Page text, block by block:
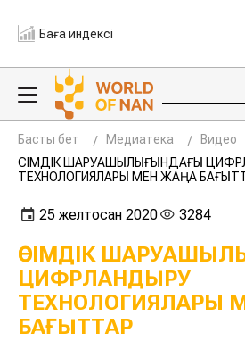
Баға индексі
Басты бет Медиатека
Видео
ӨСІМДІК ШАРУАШЫЛЫҒЫНДАҒЫ
ТЕХНОЛОГИЯЛАРЫ МЕН ЖАҢА
25 желтоқсан 2020 3284
ӨСІМДІК
ЦИФРЛАНДЫРУ
ТЕХНОЛОГИЯЛАРЫ
БАҒЫТТАР